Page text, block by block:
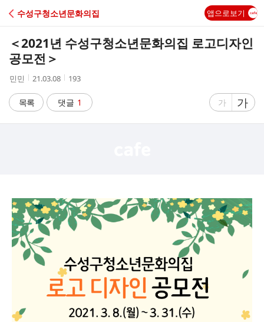
C
수성구청소년문화의집 앱으로보기
＜2021년 수성구청소년문화의집 로고디자인
공모전＞
작
자
민민
작
시
간
21.03.08
조
수
193
목록 댓글 1
글
가
글
자
가